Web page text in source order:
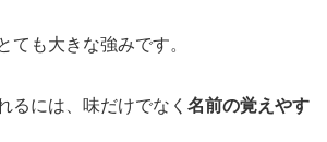
ても大きな強みです。
るには、味だけでなく 名前の覚えやす